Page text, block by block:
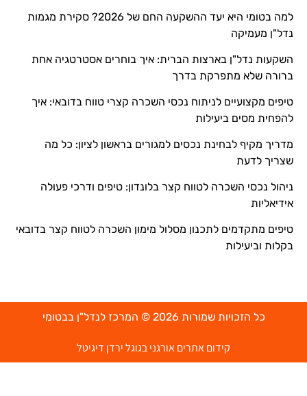
למה בטומי היא יעד ההשקעה החם של 2026? סקירת מגמות
נדל"ן מעמיקה
השקעות נדל"ן בארצות הברית: איך בוחרים אסטרטגיה אחת
ברורה שלא מתפרקת בדרך
טיפים מקצועיים לניתוח נכסי השכרה קצרי טווח בדובאי: איך
להפחית מסים ביעילות
מדריך מקיף לבחינת נכסים למגורים בראשון לציון: כל מה
שצריך לדעת
ניהול נכסי השכרה לטווח קצר בלונדון: טיפים ודרכי פעולה
אידיאליות
טיפים מתקדמים לתכנון מסלול מימון השכרה לטווח קצר בדובאי
בקלות וביעילות
כל הזכויות שמורות 2026 © המרכז לנדל"ן בבטומי
קידום אתרים אורגני בגוגל ירדן דיגיטל